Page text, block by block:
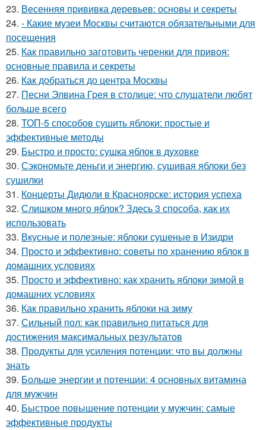
23. Весенняя прививка деревьев: основы и секреты
24. - Какие музеи Москвы считаются обязательными для
посещения
25. Как правильно заготовить черенки для привоя:
основные правила и секреты
26. Как добраться до центра Москвы
27. Песни Элвина Грея в столице: что слушатели любят
больше всего
28. ТОП-5 способов сушить яблоки: простые и
эффективные методы
29. Быстро и просто: сушка яблок в духовке
30. Сэкономьте деньги и энергию, сушивая яблоки без
сушилки
31. Концерты Дидюли в Красноярске: история успеха
32. Слишком много яблок? Здесь 3 способа, как их
использовать
33. Вкусные и полезные: яблоки сушеные в Изидри
34. Просто и эффективно: советы по хранению яблок в
домашних условиях
35. Просто и эффективно: как хранить яблоки зимой в
домашних условиях
36. Как правильно хранить яблоки на зиму
37. Сильный пол: как правильно питаться для
достижения максимальных результатов
38. Продукты для усиления потенции: что вы должны
знать
39. Больше энергии и потенции: 4 основных витамина
для мужчин
40. Быстрое повышение потенции у мужчин: самые
эффективные продукты